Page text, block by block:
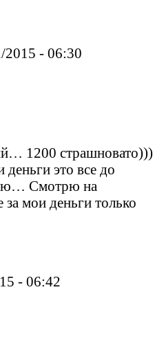
2015 - 06:30
1200 страшновато)))
это все до
Смотрю на
мои деньги только
- 06:42